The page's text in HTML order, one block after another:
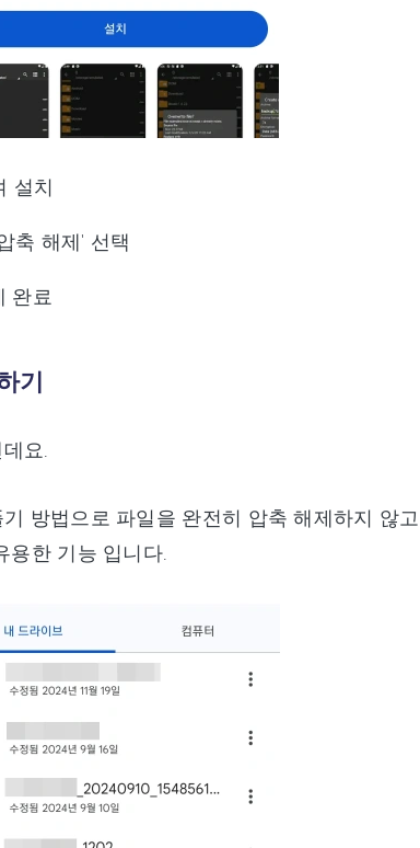
설치
축 해제' 선택
완료
기
요.
방법으로 파일을 완전히 압축 해제하지 않
용한 기능 입니다.